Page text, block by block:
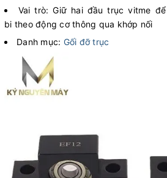
Vai trò: Giữ hai đầu trục vitme
bi theo động cơ thông qua khớp nối
Danh mục: Gối đỡ trục